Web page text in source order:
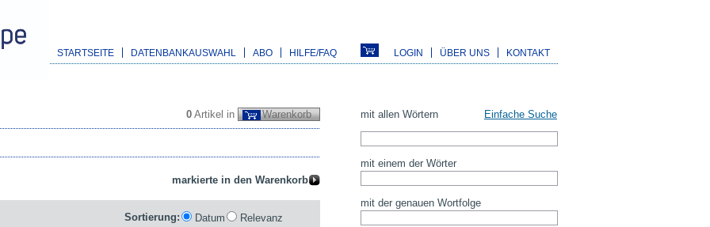
STARTSEITE DATENBANKAUSWAHL ABO HILFE/FAQ LOGIN ÜBER UNS KONTAKT
0 Artikel in Warenkorb
Sortierung: Datum
Relevanz
mit allen Wörtern Einfache Suche
mit einem der Wörter
mit der genauen Wortfolge